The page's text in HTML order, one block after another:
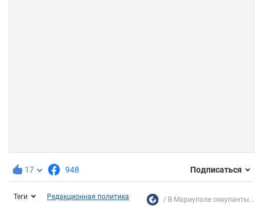
17 948 Подписаться
Теги Редакционная политика В Мариуполе оккупанты...